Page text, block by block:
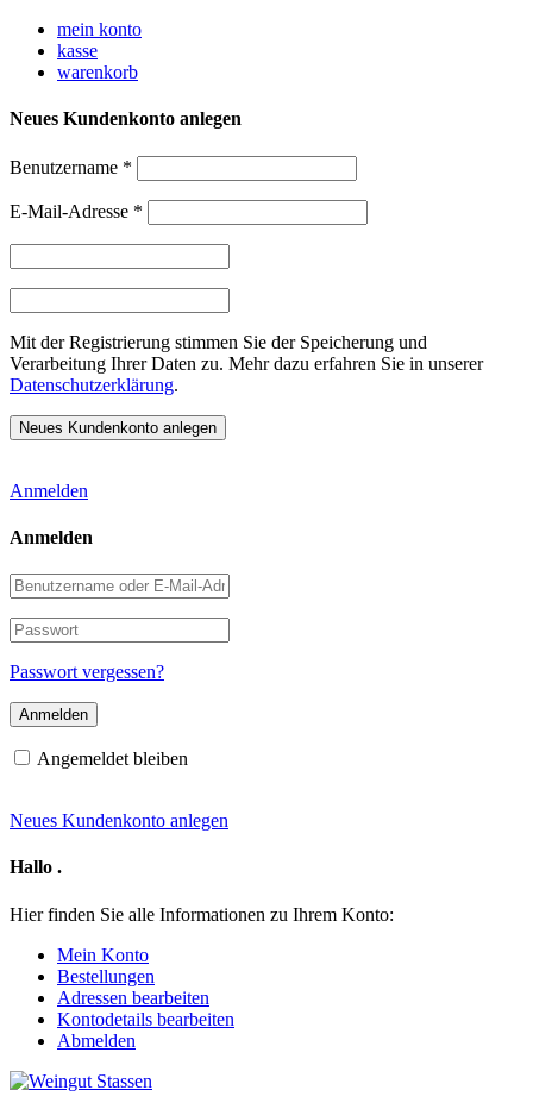
Weiter
zum
Inhalt
mein konto
kasse
warenkorb
Neues Kundenkonto anlegen
Benutzername *
E-Mail-Adresse *
Mit der Registrierung stimmen Sie der Speicherung und
Verarbeitung Ihrer Daten zu. Mehr dazu erfahren Sie in unserer
Datenschutzerklärung.
Anmelden
Anmelden
Benutzername
oder
E-
Mail-
Adresse
Passwort
Passwort vergessen?
Angemeldet bleiben
Neues Kundenkonto anlegen
Hallo .
Hier finden Sie alle Informationen zu Ihrem Konto:
Mein Konto
Bestellungen
Adressen bearbeiten
Kontodetails bearbeiten
Abmelden